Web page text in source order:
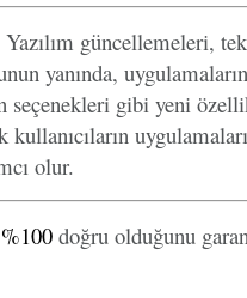
Yazılım güncellemeleri,
yanında,
seçenekleri gibi yeni
olur.
%100 doğru olduğunu